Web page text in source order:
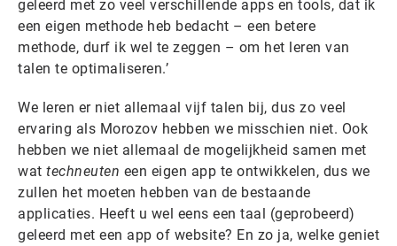
geleerd met zo veel verschillende apps en tools, dat ik
een eigen methode heb bedacht – een betere
methode, durf ik wel te zeggen – om het leren van
talen te optimaliseren.’
We leren er niet allemaal vijf talen bij, dus zo veel
ervaring als Morozov hebben we misschien niet. Ook
hebben we niet allemaal de mogelijkheid samen met
wat techneuten een eigen app te ontwikkelen, dus we
zullen het moeten hebben van de bestaande
applicaties. Heeft u wel eens een taal (geprobeerd)
geleerd met een app of website? En zo ja, welke geniet